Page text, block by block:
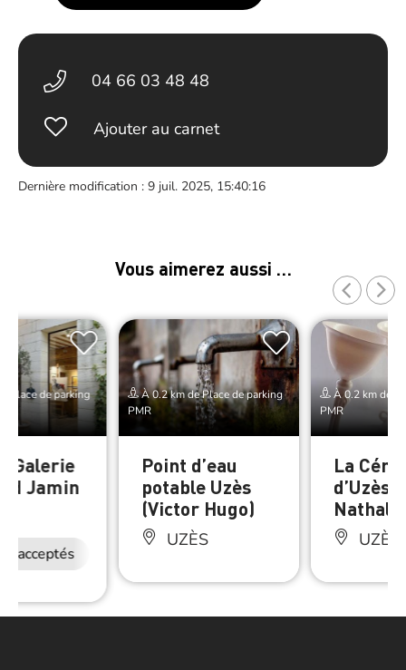
04 66 03 48 48
Ajouter au carnet
Dernière modification : 9 juil. 2025, 15:40:16
Vous aimerez aussi …
Place de parking
Galerie
Jamin
acceptés
À 0.2 km de Place de parking
PMR
Point d’eau
potable Uzès
(Victor Hugo)
UZÈS
À 0.2 km de
PMR
La
d’Uzès
UZÈS